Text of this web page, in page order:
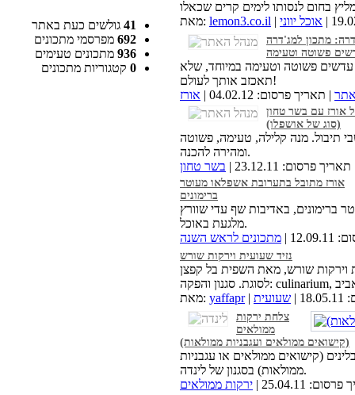
41 גולשים כעת באתר
692 מפרסמי מתכונים
936 מתכונים טעימים
0 קטגוריות מתכונים
מאת: lemon3.co.il אוכל יווני
מתכון למג'דרה
פשוטה וטעימה
פשוטה וטעימה במיוחד, שלא
תאכזב אותך לעולם!
| תאריך פרסום: 04.02.12 | אורז
אורז עם בשר טחון
(סוג של אושפלו)
תיבול. מנה קלילה, טעימה, פשוטה
ומהירה להכנה.
פרסום: 23.12.11 |
בשר טחון
אורז מתובל בתערובת אשפלאו מעוטר
ברימונים
ברימונים, באדיבות שף עדי שוורץ
מלגעת באוכל.
|
מתכונים לראש השנה
נזיד שעועית וירקות שורש
וירקות שורש, מאת השפית בל קפצן
מאת: yaffapr | שעועית
צלחת ירקות
ממולאים
(קישואים ממולאים ועגבניות ממולאות)
(קישואים ממולאים או עגבניות
ממולאות) בסגנון של לינדה.
25.04.11 |
ירקות ממולאים